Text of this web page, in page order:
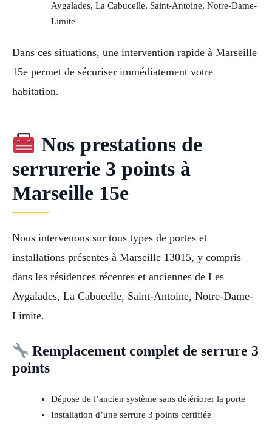
Aygalades, La Cabucelle, Saint-Antoine, Notre-Dame-
Limite
Dans ces situations, une intervention rapide à Marseille
15e permet de sécuriser immédiatement votre
habitation.
Nos prestations de
serrurerie 3 points à
Marseille 15e
Nous intervenons sur tous types de portes et
installations présentes à Marseille 13015, y compris
dans les résidences récentes et anciennes de Les
Aygalades, La Cabucelle, Saint-Antoine, Notre-Dame-
Limite.
Remplacement complet de serrure 3
points
Dépose de l’ancien système sans détériorer la porte
Installation d’une serrure 3 points certifiée